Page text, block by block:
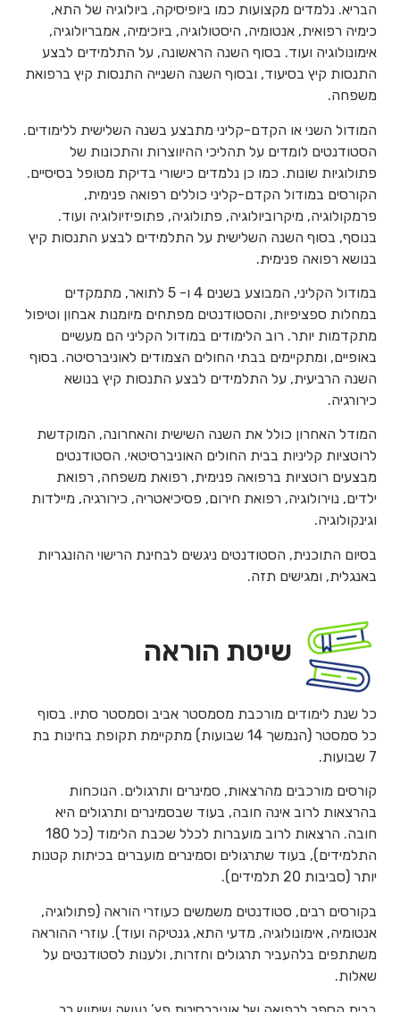
הבריא. נלמדים מקצועות כמו ביופיסיקה, ביולוגיה של התא,
כימיה רפואית, אנטומיה, היסטולוגיה, ביוכימיה, אמבריולוגיה,
אימונולוגיה ועוד. בסוף השנה הראשונה, על התלמידים לבצע
התנסות קיץ בסיעוד, ובסוף השנה השנייה התנסות קיץ ברפואת
משפחה.
המודול השני או הקדם-קליני מתבצע בשנה השלישית ללימודים.
הסטודנטים לומדים על תהליכי ההיווצרות והתכונות של
פתולוגיות שונות. כמו כן נלמדים כישורי בדיקת מטופל בסיסיים.
הקורסים במודול הקדם-קליני כוללים רפואה פנימית,
פרמקולוגיה, מיקרוביולוגיה, פתולוגיה, פתופיזיולוגיה ועוד.
בנוסף, בסוף השנה השלישית על התלמידים לבצע התנסות קיץ
בנושא רפואה פנימית.
במודול הקליני, המבוצע בשנים 4 ו- 5 לתואר, מתמקדים
במחלות ספציפיות, והסטודנטים מפתחים מיומנות אבחון וטיפול
מתקדמות יותר. רוב הלימודים במודול הקליני הם מעשיים
באופיים, ומתקיימים בבתי החולים הצמודים לאוניברסיטה. בסוף
השנה הרביעית, על התלמידים לבצע התנסות קיץ בנושא
כירורגיה.
המודל האחרון כולל את השנה השישית והאחרונה, המוקדשת
לרוטציות קליניות בבית החולים האוניברסיטאי. הסטודנטים
מבצעים רוטציות ברפואה פנימית, רפואת משפחה, רפואת
ילדים, נוירולוגיה, רפואת חירום, פסיכיאטריה, כירורגיה, מיילדות
וגינקולוגיה.
בסיום התוכנית, הסטודנטים ניגשים לבחינת הרישוי ההונגריות
באנגלית, ומגישים תזה.
שיטת הוראה
כל שנת לימודים מורכבת מסמסטר אביב וסמסטר סתיו. בסוף
כל סמסטר (הנמשך 14 שבועות) מתקיימת תקופת בחינות בת
7 שבועות.
קורסים מורכבים מהרצאות, סמינרים ותרגולים. הנוכחות
בהרצאות לרוב אינה חובה, בעוד שבסמינרים ותרגולים היא
חובה. הרצאות לרוב מועברות לכלל שכבת הלימוד (כל 180
התלמידים), בעוד שתרגולים וסמינרים מועברים בכיתות קטנות
יותר (סביבות 20 תלמידים).
בקורסים רבים, סטודנטים משמשים כעוזרי הוראה (פתולוגיה,
אנטומיה, אימונולוגיה, מדעי התא, גנטיקה ועוד). עוזרי ההוראה
משתתפים בלהעביר תרגולים וחזרות, ולענות לסטודנטים על
שאלות.